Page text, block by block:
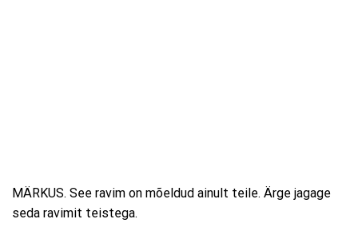
MÄRKUS. See ravim on mõeldud ainult teile. Ärge jagage
seda ravimit teistega.